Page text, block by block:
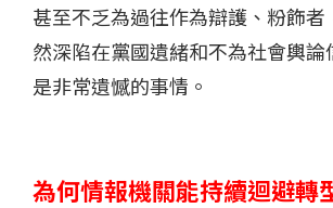
甚至不乏為過往作為辯護、粉飾者
然深陷在黨國遺緒和不為社會輿論
是非常遺憾的事情。
為何情報機關能持續迴避轉